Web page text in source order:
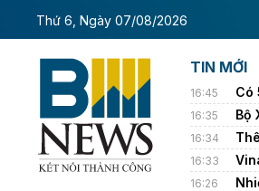
Thứ 6, Ngày 07/08/2026
tin kinh tế của Thông tấn xã Việt
TIN MỚI
16:45 Có
16:35 Bộ
16:34
16:33
16:26